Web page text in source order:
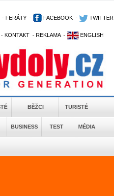
- FERÁTY - FACEBOOK - TWITTER
- KONTAKT - REKLAMA - ENGLISH
BĚŽCI TURISTÉ
BUSINESS TEST MÉDIA